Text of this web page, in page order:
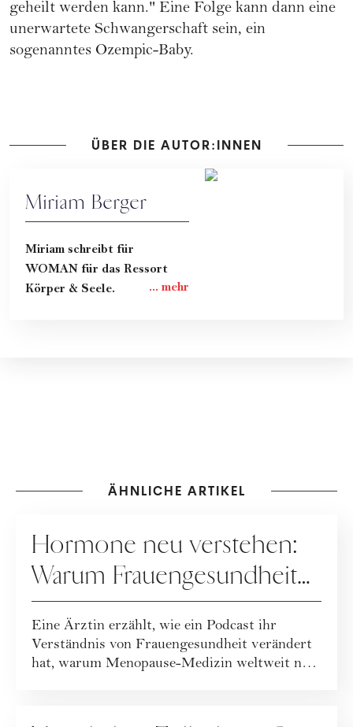
geheilt werden kann." Eine Folge kann dann eine
unerwartete Schwangerschaft sein, ein
sogenanntes Ozempic-Baby.
ÜBER DIE AUTOR:INNEN
Miriam Berger
Miriam schreibt für
WOMAN für das Ressort
Körper & Seele.
ÄHNLICHE ARTIKEL
Hormone neu verstehen:
Warum Frauengesundheit
heute neu gedacht wird
Eine Ärztin erzählt, wie ein Podcast ihr
Verständnis von Frauengesundheit verändert
hat, warum Menopause-Medizin weltweit neu